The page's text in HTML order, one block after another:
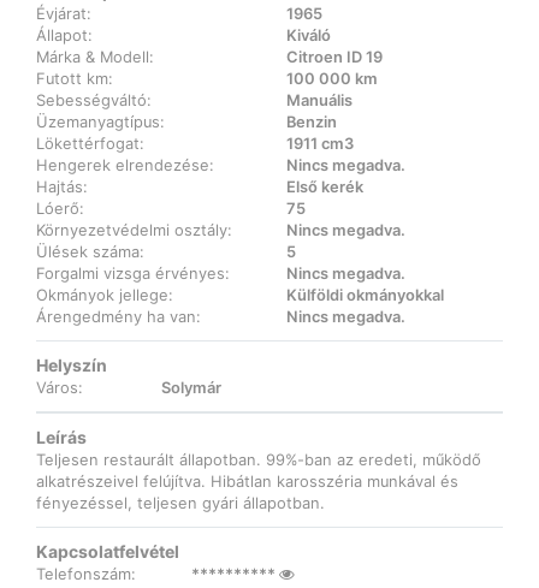
Évjárat:
1965
Állapot:
Kiváló
Márka & Modell:
Citroen ID 19
Futott km:
100 000 km
Sebességváltó:
Manuális
Üzemanyagtípus:
Benzin
Lökettérfogat:
1911 cm3
Hengerek elrendezése:
Nincs megadva.
Hajtás:
Első kerék
Lóerő:
75
Környezetvédelmi osztály:
Nincs megadva.
Ülések száma:
5
Forgalmi vizsga érvényes:
Nincs megadva.
Okmányok jellege:
Külföldi okmányokkal
Árengedmény ha van:
Nincs megadva.
Helyszín
Város: Solymár
Leírás
Teljesen restaurált állapotban. 99%-ban az eredeti, működő
alkatrészeivel felújítva. Hibátlan karosszéria munkával és
fényezéssel, teljesen gyári állapotban.
Kapcsolatfelvétel
Telefonszám:
**********